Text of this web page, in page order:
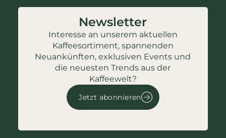
Newsletter
Interesse an unserem aktuellen
Kaffeesortiment, spannenden
Neuankünften, exklusiven Events und
die neuesten Trends aus der
Kaffeewelt?
Jetzt abonnieren